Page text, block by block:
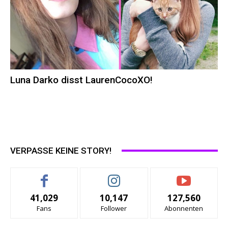
Luna Darko disst LaurenCocoXO!
VERPASSE KEINE STORY!
41,029
Fans
10,147
Follower
127,560
Abonnenten